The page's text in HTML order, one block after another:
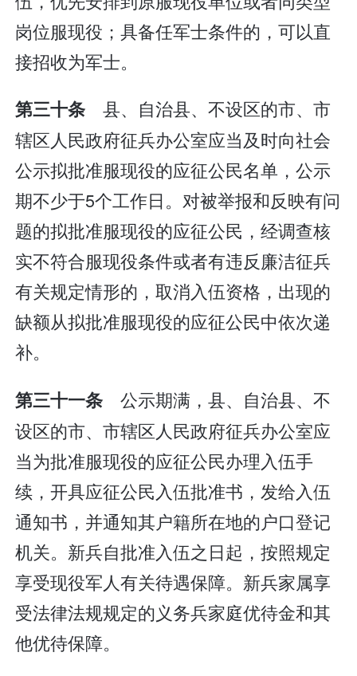
岗位服现役；具备任军士条件的，可以直
接招收为军士。
第三十条 县、自治县、不设区的市、市
辖区人民政府征兵办公室应当及时向社会
公示拟批准服现役的应征公民名单，公示
期不少于5个工作日。对被举报和反映有问
题的拟批准服现役的应征公民，经调查核
实不符合服现役条件或者有违反廉洁征兵
有关规定情形的，取消入伍资格，出现的
缺额从拟批准服现役的应征公民中依次递
补。
第三十一条 公示期满，县、自治县、不
设区的市、市辖区人民政府征兵办公室应
当为批准服现役的应征公民办理入伍手
续，开具应征公民入伍批准书，发给入伍
通知书，并通知其户籍所在地的户口登记
机关。新兵自批准入伍之日起，按照规定
享受现役军人有关待遇保障。新兵家属享
受法律法规规定的义务兵家庭优待金和其
他优待保障。